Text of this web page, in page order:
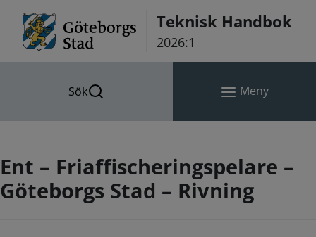
Teknisk Handbok
2026:1
Sök Meny
Ent – Friaffischeringspelare –
Göteborgs Stad – Rivning